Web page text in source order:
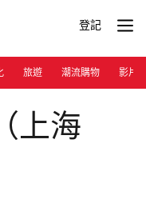
登記
旅遊 潮流購物 影片
上海